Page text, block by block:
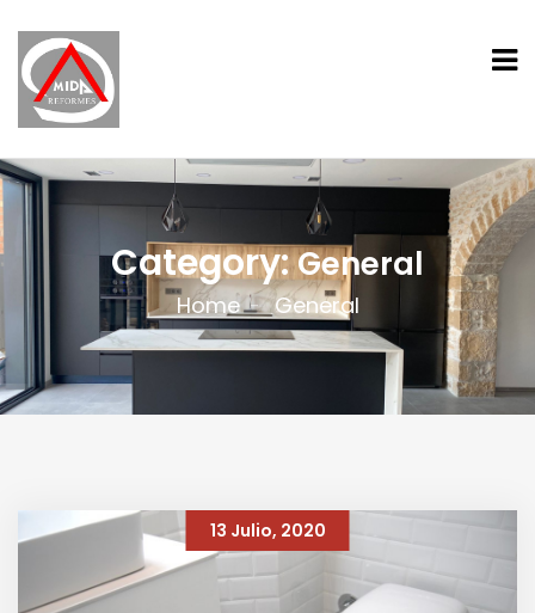
Category:General
Home General
13 Julio, 2020